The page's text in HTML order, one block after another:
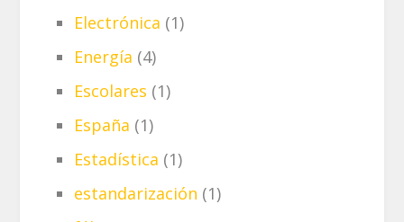
Electrónica (1)
Energía (4)
Escolares (1)
España (1)
Estadística (1)
estandarización (1)